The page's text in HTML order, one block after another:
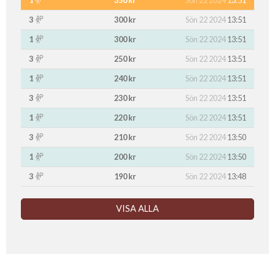
3
300 kr Sön 22 202413:51
1
300 kr Sön 22 202413:51
3
250 kr Sön 22 202413:51
1
240 kr Sön 22 202413:51
3
230 kr Sön 22 202413:51
1
220 kr Sön 22 202413:51
3
210 kr Sön 22 202413:50
1
200 kr Sön 22 202413:50
3
190 kr Sön 22 202413:48
VISA ALLA